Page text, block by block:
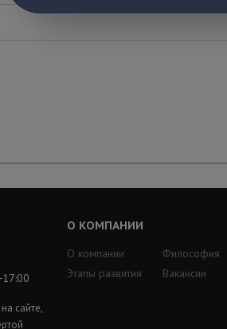
сайте,
О КОМПАНИИ
О компании
Этапы развития
Философия
Вакансии